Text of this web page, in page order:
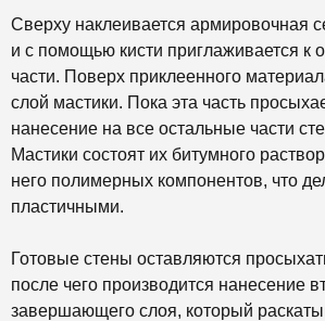
Сверху наклеивается армировочная
и с помощью кисти приглаживается к
части. Поверх приклеенного
слой мастики. Пока эта часть
нанесение на все остальные части
Мастики состоят их битумного
него полимерных компонентов, что
пластичными.
Готовые стены оставляются
после чего производится нанесение
завершающего слоя, который